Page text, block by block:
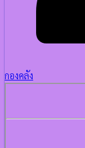
กองคลัง